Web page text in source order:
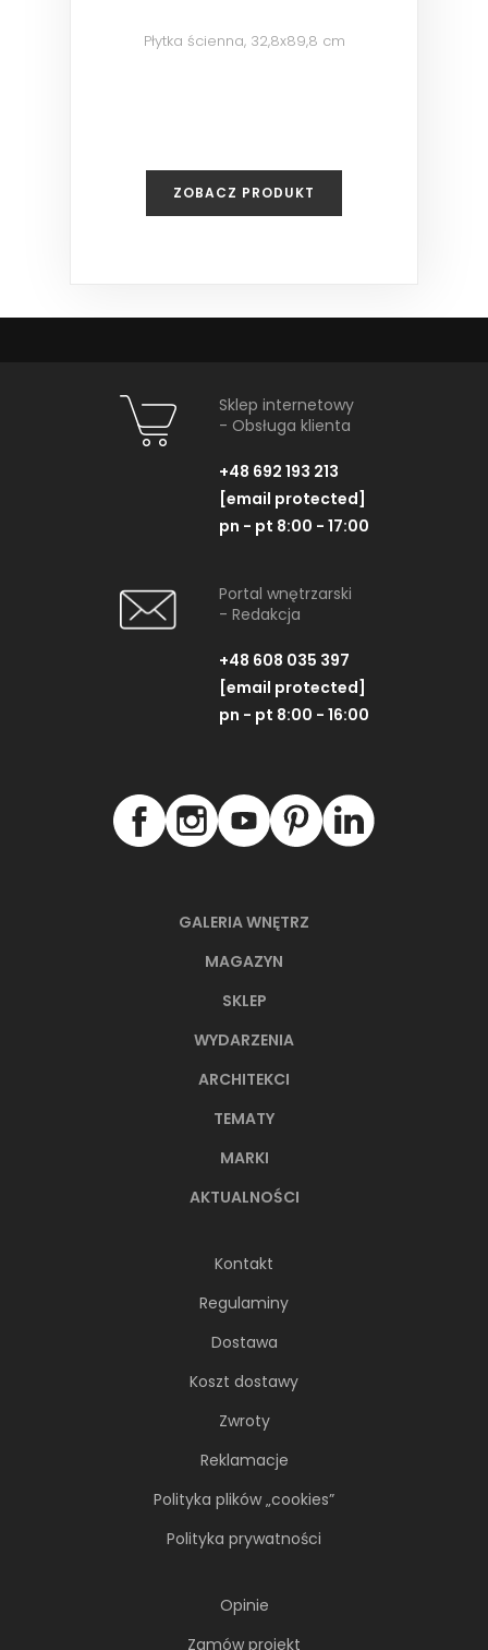
Płytka ścienna, 32,8x89,8 cm
ZOBACZ PRODUKT
GALERIA WNĘTRZ
MAGAZYN
SKLEP
WYDARZENIA
ARCHITEKCI
TEMATY
MARKI
AKTUALNOŚCI
Kontakt
Regulaminy
Dostawa
Koszt dostawy
Zwroty
Reklamacje
Polityka plików „cookies”
Polityka prywatności
Opinie
Zamów projekt
Sklep internetowy
- Obsługa klienta
+48 692 193 213
[email protected]
pn - pt 8:00 - 17:00
Portal wnętrzarski
- Redakcja
+48 608 035 397
[email protected]
pn - pt 8:00 - 16:00